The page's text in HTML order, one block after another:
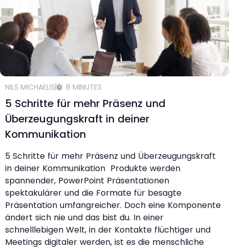
NILS MICHAELIS 8 MINUTES
5 Schritte für mehr Präsenz und
Überzeugungskraft in deiner
Kommunikation
5 Schritte für mehr Präsenz und Überzeugungskraft
in deiner Kommunikation Produkte werden
spannender, PowerPoint Präsentationen
spektakulärer und die Formate für besagte
Präsentation umfangreicher. Doch eine Komponente
ändert sich nie und das bist du. In einer
schnelllebigen Welt, in der Kontakte flüchtiger und
Meetings digitaler werden, ist es die menschliche